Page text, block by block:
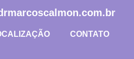
CONTATO